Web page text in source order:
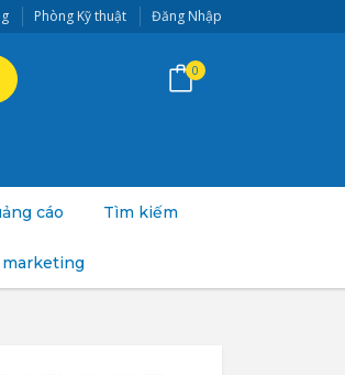
Phòng Kỹ thuật Đăng Nhập
0
cáo Tìm kiếm
marketing